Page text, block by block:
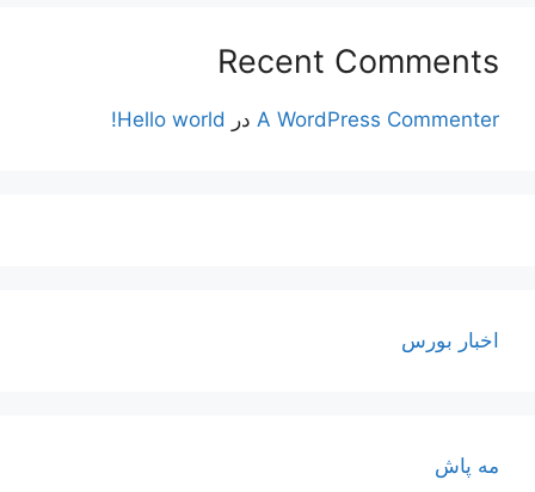
Recent Comments
A WordPress Commenter در Hello world!
اخبار بورس
مه پاش